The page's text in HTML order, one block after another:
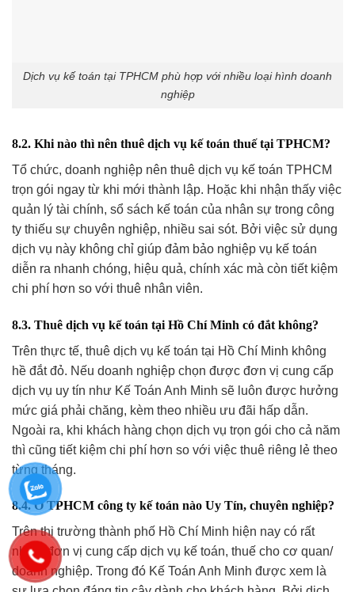
Dịch vụ kế toán tại TPHCM phù hợp với nhiều loại hình doanh
nghiệp
8.2. Khi nào thì nên thuê dịch vụ kế toán thuế tại TPHCM?
Tổ chức, doanh nghiệp nên thuê dịch vụ kế toán TPHCM
trọn gói ngay từ khi mới thành lập. Hoặc khi nhận thấy việc
quản lý tài chính, sổ sách kế toán của nhân sự trong công
ty thiếu sự chuyên nghiệp, nhiều sai sót. Bởi việc sử dụng
dịch vụ này không chỉ giúp đảm bảo nghiệp vụ kế toán
diễn ra nhanh chóng, hiệu quả, chính xác mà còn tiết kiệm
chi phí hơn so với thuê nhân viên.
8.3. Thuê dịch vụ kế toán tại Hồ Chí Minh có đắt không?
Trên thực tế, thuê dịch vụ kế toán tại Hồ Chí Minh không
hề đắt đỏ. Nếu doanh nghiệp chọn được đơn vị cung cấp
dịch vụ uy tín như Kế Toán Anh Minh sẽ luôn được hưởng
mức giá phải chăng, kèm theo nhiều ưu đãi hấp dẫn.
Ngoài ra, khi khách hàng chọn dịch vụ trọn gói cho cả năm
thì cũng tiết kiệm chi phí hơn so với việc thuê riêng lẻ theo
từng tháng.
8.4. Ở TPHCM công ty kế toán nào Uy Tín, chuyên nghiệp?
Trên thị trường thành phố Hồ Chí Minh hiện nay có rất
nhiều đơn vị cung cấp dịch vụ kế toán, thuế cho cơ quan/
doanh nghiệp. Trong đó Kế Toán Anh Minh được xem là